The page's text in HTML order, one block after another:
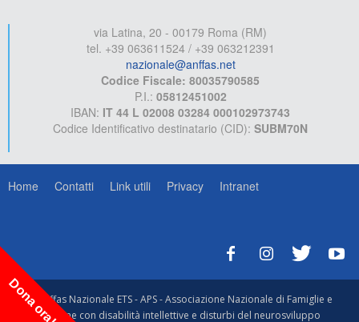
via Latina, 20 - 00179 Roma (RM)
tel. +39 063611524 / +39 063212391
nazionale@anffas.net
Codice Fiscale: 80035790585
P.I.: 05812451002
IBAN: IT 44 L 02008 03284 000102973743
Codice Identificativo destinatario (CID): SUBM70N
Home Contatti Link utili Privacy Intranet
© Anffas Nazionale ETS - APS - Associazione Nazionale di Famiglie e
Persone con disabilità intellettive e disturbi del neurosviluppo
Dona ora!